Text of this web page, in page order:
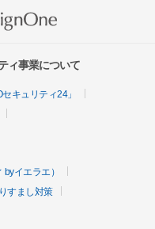
ィ事業について
キュリティ24」
イエラエ）
すまし対策